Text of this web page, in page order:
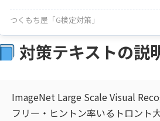
つくもち屋「G検定対策」
対策テキストの説
ImageNet Large Scale Visual
フリー・ヒントン率いるトロント